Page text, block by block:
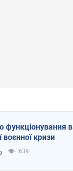
функціонування в
кризи
639